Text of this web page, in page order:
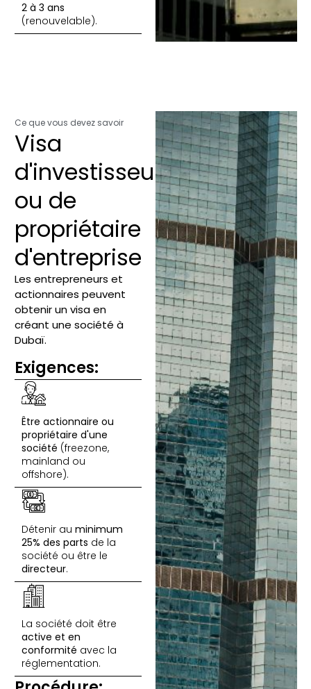
2 à 3 ans
(renouvelable).
Ce que vous devez savoir
Visa
d'investisseur
ou de
propriétaire
d'entreprise
Les entrepreneurs et
actionnaires peuvent
obtenir un visa en
créant une société à
Dubaï.
Exigences:
Être actionnaire ou
propriétaire d'une
société (freezone,
mainland ou
offshore).
Détenir au minimum
25% des parts de la
société ou être le
directeur.
La société doit être
active et en
conformité avec la
réglementation.